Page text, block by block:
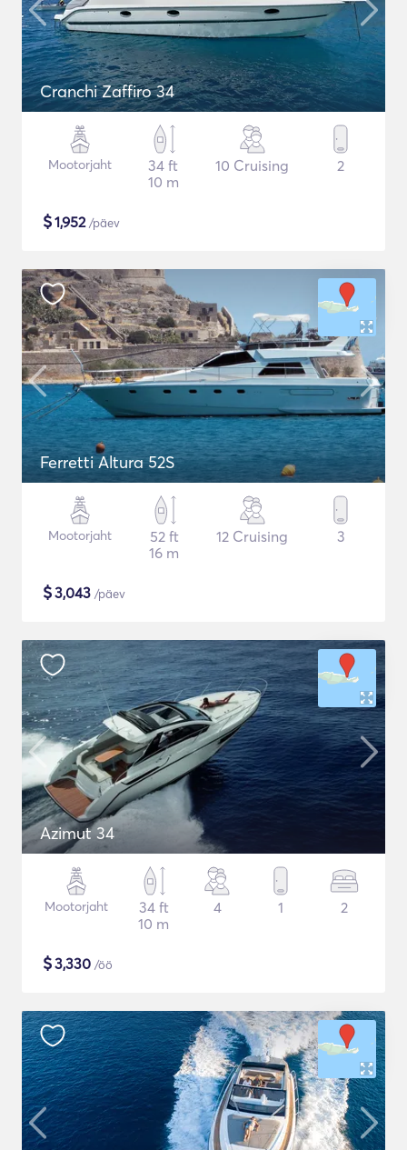
Cranchi Zaffiro 34
Mootorjaht
34 ft
10 m
10 Cruising 2
$1,952/päev
Ferretti Altura 52S
Mootorjaht
52 ft
16 m
12 Cruising 3
$3,043 /päev
Azimut 34
Mootorjaht
34 ft
10 m
4 1 2
$3,330 /öö